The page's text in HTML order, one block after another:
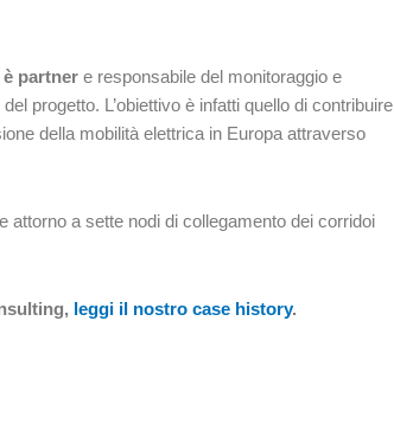
partner e responsabile del monitoraggio e
progetto. L’obiettivo è infatti quello di contribuire
della mobilità elettrica in Europa attraverso
attorno a sette nodi di collegamento dei corridoi
leggi il nostro case history.